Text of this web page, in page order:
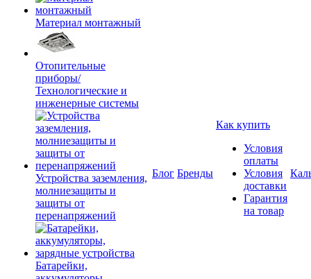
Материал монтажный
Отопительные
приборы/
Технологические и
инженерные системы
Устройства заземления,
молниезащиты и
защиты от
перенапряжений
Батарейки,
Блог Бренды
Как купить
Условия
оплаты
Условия
доставки
Гарантия
на товар